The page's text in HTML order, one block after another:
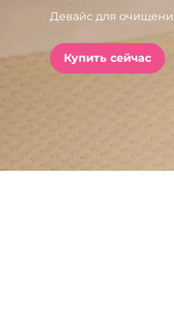
Девайс для
Купить сейчас
issa™ Teeth Whitening Set
FAQ™ Dual LED Panel
ПОДАРКИ И